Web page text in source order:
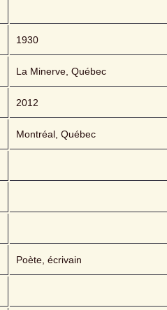
1930
La Minerve, Québec
2012
Montréal, Québec
Poète, écrivain